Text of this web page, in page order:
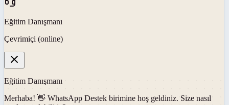
Eğitim Danışmanı
Çevrimiçi (online)
Eğitim Danışmanı
Merhaba! 👋 WhatsApp Destek birimine hoş geldiniz. Size nasıl